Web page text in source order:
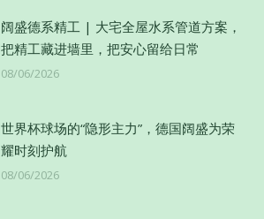
阔盛德系精工 | 大宅全屋水系管道方案，
把精工藏进墙里，把安心留给日常
08/06/2026
世界杯球场的“隐形主力”，德国阔盛为荣
耀时刻护航
08/06/2026